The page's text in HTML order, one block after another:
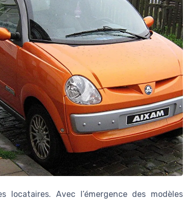
Avec l’émergence des modèles